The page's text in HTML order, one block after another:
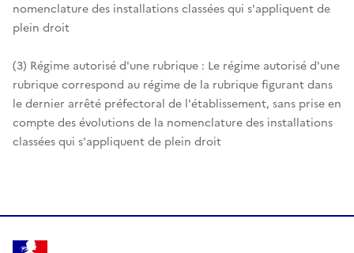
nomenclature des installations classées qui s'appliquent de
plein droit
(3) Régime autorisé d'une rubrique : Le régime autorisé d'une
rubrique correspond au régime de la rubrique figurant dans
le dernier arrêté préfectoral de l'établissement, sans prise en
compte des évolutions de la nomenclature des installations
classées qui s'appliquent de plein droit